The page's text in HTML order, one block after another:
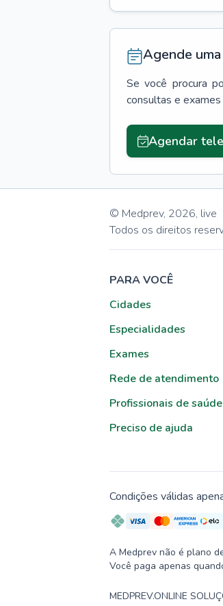
Agende
Se você procura
consultas e
Agendar
© Medprev, 2026, live
Todos os direitos
PARA VOCÊ
Cidades
Especialidades
Exames
Rede de atendimento
Profissionais de saúde
Preciso de ajuda
Condições válidas
A Medprev não é plano
Você paga apenas
MEDPREV.ONLINE